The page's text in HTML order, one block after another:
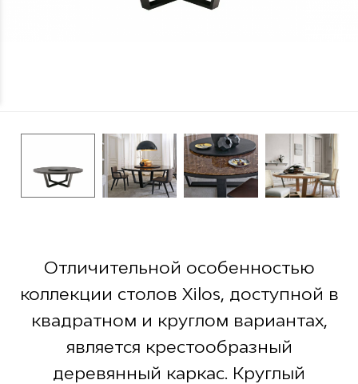
Отличительной особенностью
коллекции столов Xilos, доступной в
квадратном и круглом вариантах,
является крестообразный
деревянный каркас. Круглый